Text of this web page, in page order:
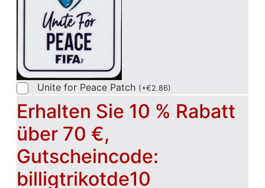
Unite for Peace Patch (+€2.86)
Erhalten Sie 10 % Rabatt
über 70 €,
Gutscheincode:
billigtrikotde10